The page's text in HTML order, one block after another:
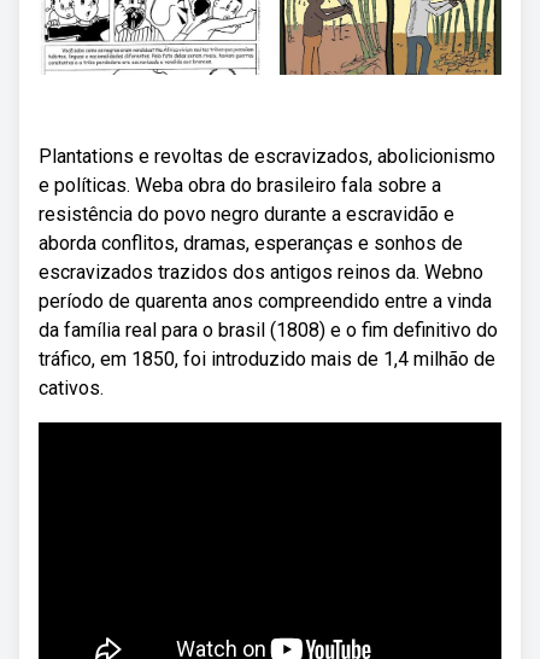
Plantations e revoltas de escravizados, abolicionismo
e políticas. Weba obra do brasileiro fala sobre a
resistência do povo negro durante a escravidão e
aborda conflitos, dramas, esperanças e sonhos de
escravizados trazidos dos antigos reinos da. Webno
período de quarenta anos compreendido entre a vinda
da família real para o brasil (1808) e o fim definitivo do
tráfico, em 1850, foi introduzido mais de 1,4 milhão de
cativos.